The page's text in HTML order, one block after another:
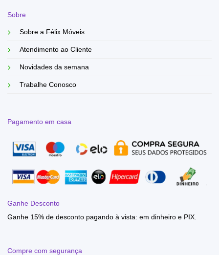
Sobre
Sobre a Félix Móveis
Atendimento ao Cliente
Novidades da semana
Trabalhe Conosco
Pagamento em casa
Ganhe Desconto
Ganhe 15% de desconto pagando à vista: em dinheiro e PIX.
Compre com segurança